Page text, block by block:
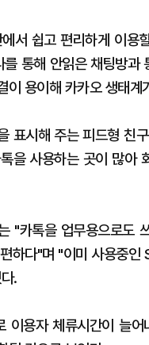
서 쉽고 편리하게 이
통해 안읽은 채팅방과
이 용이해 카카오 생태계
표시해 주는 피드형 친
을 사용하는 곳이 많아
"카톡을 업무용으로도
하다"며 "이미 사용중
.
이용자 체류시간이 늘